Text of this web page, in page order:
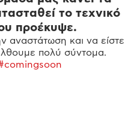
το τεχνικό
προέκυψε.
αναστάτωση και να είστε
πολύ σύντομα.